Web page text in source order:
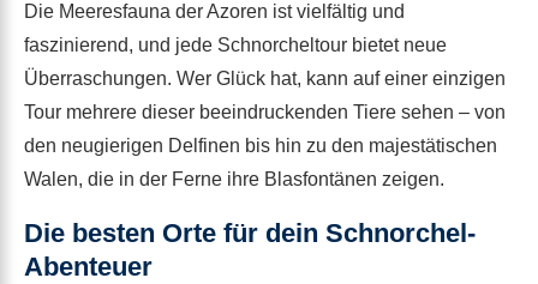
Die Meeresfauna der Azoren ist vielfältig und
faszinierend, und jede Schnorcheltour bietet neue
Überraschungen. Wer Glück hat, kann auf einer einzigen
Tour mehrere dieser beeindruckenden Tiere sehen – von
den neugierigen Delfinen bis hin zu den majestätischen
Walen, die in der Ferne ihre Blasfontänen zeigen.
Die besten Orte für dein Schnorchel-
Abenteuer